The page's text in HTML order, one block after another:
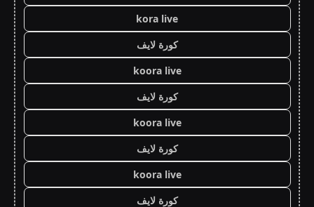
kora live
كورة لايف
koora live
كورة لايف
koora live
كورة لايف
koora live
كورة لايف